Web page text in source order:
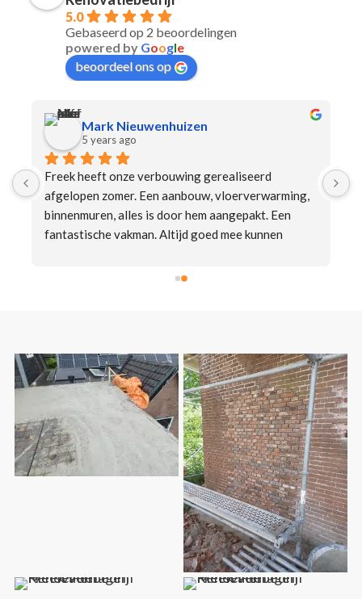
5.0
Gebaseerd op 2 beoordelingen
powered by Google
beoordeel ons op
Mark Nieuwenhuizen
5 years ago
Freek heeft onze verbouwing gerealiseerd
afgelopen zomer. Een aanbouw, vloerverwarming,
binnenmuren, alles is door hem aangepakt. Een
fantastische vakman. Altijd goed mee kunnen
erg blij met zijn werk - en de vakmannen met wie hij